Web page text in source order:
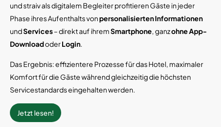
und straiv als digitalem Begleiter profitieren Gäste in jeder
Phase ihres Aufenthalts vonpersonalisierten Informationen
undServices– direkt auf ihremSmartphone, ganzohne App-
DownloadoderLogin.
Das Ergebnis: effizientere Prozesse für das Hotel, maximaler
Komfort für die Gäste während gleichzeitig die höchsten
Servicestandards eingehalten werden.
Jetzt lesen!